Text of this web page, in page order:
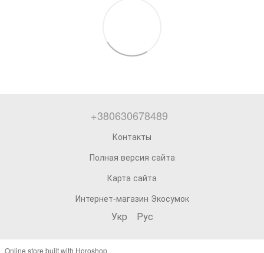
+380630678489
Контакты
Полная версия сайта
Карта сайта
Интернет-магазин Экосумок
Укр Рус
Online store built with Horoshop